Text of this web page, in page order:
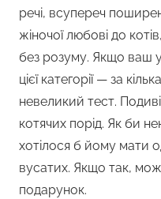
речі, всупереч
жіночої любові до
без розуму. Якщо ваш
цієї категорії — за
невеликий тест.
котячих порід. Як би
хотілося б йому мати
вусатих. Якщо так,
подарунок.